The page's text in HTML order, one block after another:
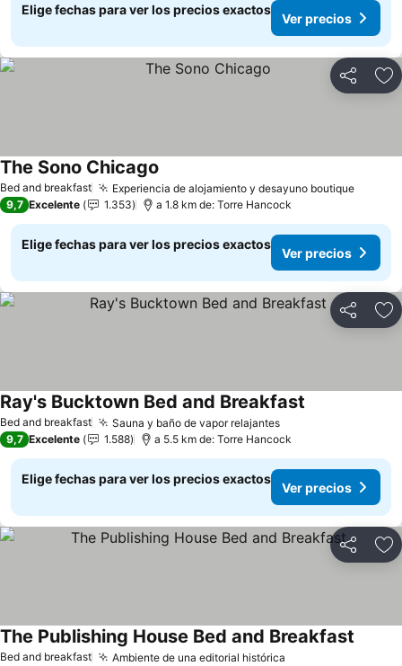
Elige fechas para ver los precios exactos
Ver precios
Compartir
Bed and breakfast Experiencia de alojamiento y desayuno boutiqueVer
The Sono Chicago
9,7 Excelente 1.353 a 1.8 km de: Torre Hancock
Elige fechas para ver los precios exactos
Ver precios
Compartir
Bed and breakfast Sauna y baño de vapor relajantesVer precios
Ray's Bucktown Bed and Breakfast
9,7 Excelente 1.588 a 5.5 km de: Torre Hancock
Elige fechas para ver los precios exactos
Ver precios
Compartir
Bed and breakfast Ambiente de una editorial histórica
The Publishing House Bed and Breakfast